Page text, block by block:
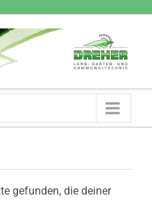
gefunden, die deiner